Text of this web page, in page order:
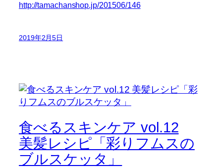
http://tamachanshop.jp/201506/146
2019年2月5日
食べるスキンケア vol.12
美髪レシピ「彩りフムスの
ブルスケッタ」